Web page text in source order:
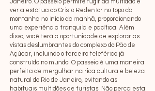
Janeiro. O passeio permite fugir da multidão e
ver a estátua do Cristo Redentor no topo da
montanha no início da manhã, proporcionando
uma experiência tranquila e pacífica. Além
disso, você terá a oportunidade de explorar as
vistas deslumbrantes do complexo do Pão de
Açúcar, incluindo o terceiro teleférico já
construído no mundo. O passeio é uma maneira
perfeita de mergulhar na rica cultura e beleza
natural do Rio de Janeiro, evitando as
habituais multidões de turistas. Não perca esta